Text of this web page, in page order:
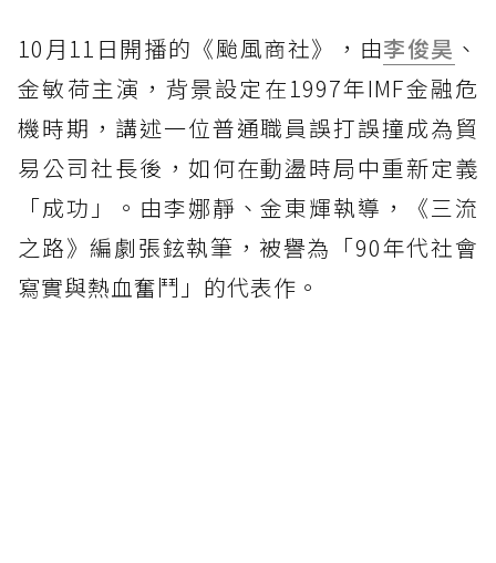
10月11日開播的《颱風商社》，由李俊昊 、
金敏荷主演，背景設定在1997年IMF金融危
機時期，講述一位普通職員誤打誤撞成為貿
易公司社長後，如何在動盪時局中重新定義
「成功」。由李娜靜、金東輝執導，《三流
之路》編劇張鉉執筆，被譽為「90年代社會
寫實與熱血奮鬥」的代表作。